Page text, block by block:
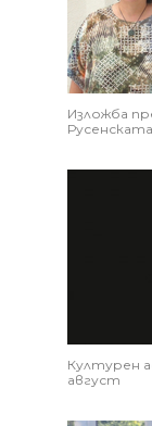
Изложба
Културен
август